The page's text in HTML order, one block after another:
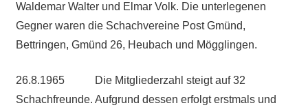
Waldemar Walter und Elmar Volk. Die unterlegenen
Gegner waren die Schachvereine Post Gmünd,
Bettringen, Gmünd 26, Heubach und Mögglingen.
26.8.1965 Die Mitgliederzahl steigt auf 32
Schachfreunde. Aufgrund dessen erfolgt erstmals und